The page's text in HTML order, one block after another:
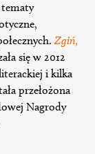
Zgiń,
się w 2012
i kilka
przełożona
Nagrody